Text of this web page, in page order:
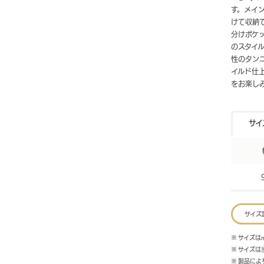
す。メイ
けて収納
分けポケ
のスタイ
性のタン
イルド仕
をお楽し
サ
サイズ
※ サイズは
※ サイズは
※ 製品によ